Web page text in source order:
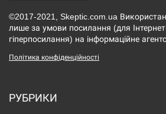
©2017-2021, Skeptic.com.ua
лише за умови посилання (для
гіперпосилання) на інформаційне
Політика конфіденційності
РУБРИКИ